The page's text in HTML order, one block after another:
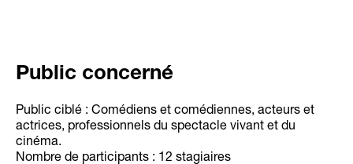
Public concerné
Public ciblé : Comédiens et comédiennes, acteurs et
actrices, professionnels du spectacle vivant et du
cinéma.
Nombre de participants : 12 stagiaires